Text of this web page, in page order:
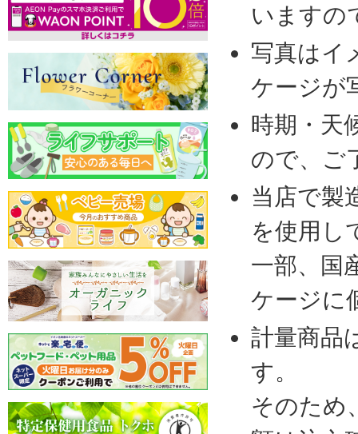
いますの
写真はイ
ケージが
時期・天
ので、ご
当店で製
を使用し
一部、国
ケージに
計量商品
す。
そのため